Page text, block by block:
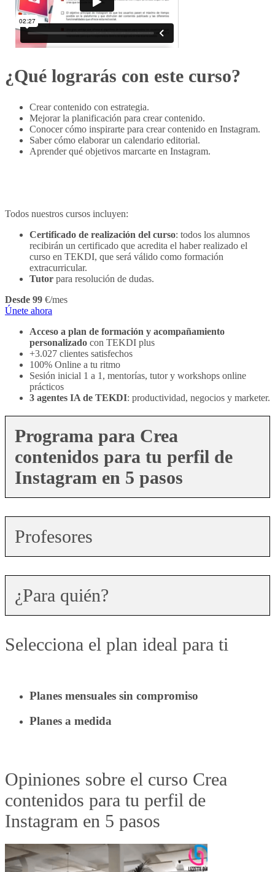
¿Qué lograrás con este curso?
Crear contenido con estrategia.
Mejorar la planificación para crear contenido.
Conocer cómo inspirarte para crear contenido en Instagram.
Saber cómo elaborar un calendario editorial.
Aprender qué objetivos marcarte en Instagram.
Todos nuestros cursos incluyen:
Certificado de realización del curso: todos los alumnos
recibirán un certificado que acredita el haber realizado el
curso en TEKDI, que será válido como formación
extracurricular.
Tutor para resolución de dudas.
Desde 99 €/mes
Únete ahora
Acceso a plan de formación y acompañamiento
personalizado con TEKDI plus
+3.027 clientes satisfechos
100% Online a tu ritmo
Sesión inicial 1 a 1, mentorías, tutor y workshops online
prácticos
3 agentes IA de TEKDI: productividad, negocios y marketer.
Programa para Crea
contenidos para tu perfil de
Instagram en 5 pasos
Profesores
¿Para quién?
Selecciona el plan ideal para ti
Planes mensuales sin compromiso
Planes a medida
Opiniones sobre el curso Crea
contenidos para tu perfil de
Instagram en 5 pasos